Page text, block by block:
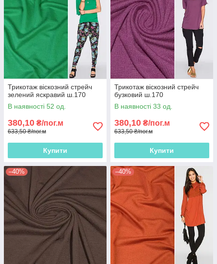
Трикотаж віскозний стрейч
зелений яскравий ш.170
В наявності 52 од.
380,10 ₴/пог.м
633,50 ₴/пог.м
Купити
Трикотаж віскозний стрейч
бузковий ш.170
В наявності 33 од.
380,10 ₴/пог.м
633,50 ₴/пог.м
Купити
–40% –40%